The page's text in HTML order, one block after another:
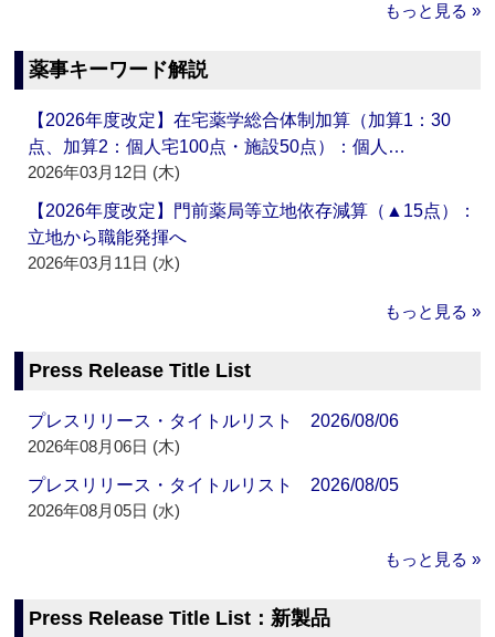
もっと見る »
薬事キーワード解説
【2026年度改定】在宅薬学総合体制加算（加算1：30
点、加算2：個人宅100点・施設50点）：個人…
2026年03月12日 (木)
【2026年度改定】門前薬局等立地依存減算（▲15点）：
立地から職能発揮へ
2026年03月11日 (水)
もっと見る »
Press Release Title List
プレスリリース・タイトルリスト 2026/08/06
2026年08月06日 (木)
プレスリリース・タイトルリスト 2026/08/05
2026年08月05日 (水)
もっと見る »
Press Release Title List：新製品